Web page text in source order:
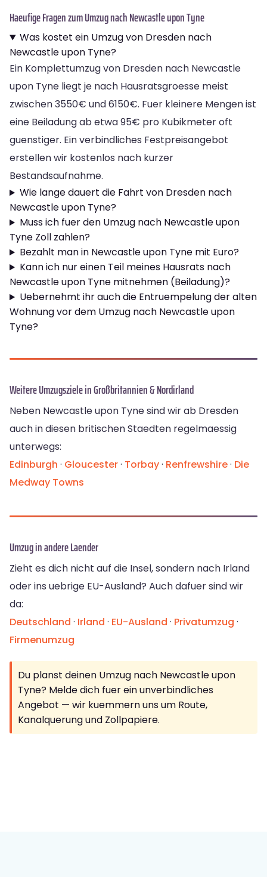
Haeufige Fragen zum Umzug nach Newcastle upon Tyne
Was kostet ein Umzug von Dresden nach
Newcastle upon Tyne?
Ein Komplettumzug von Dresden nach Newcastle
upon Tyne liegt je nach Hausratsgroesse meist
zwischen 3550€ und 6150€. Fuer kleinere Mengen ist
eine Beiladung ab etwa 95€ pro Kubikmeter oft
guenstiger. Ein verbindliches Festpreisangebot
erstellen wir kostenlos nach kurzer
Bestandsaufnahme.
Wie lange dauert die Fahrt von Dresden nach
Newcastle upon Tyne?
Muss ich fuer den Umzug nach Newcastle upon
Tyne Zoll zahlen?
Bezahlt man in Newcastle upon Tyne mit Euro?
Kann ich nur einen Teil meines Hausrats nach
Newcastle upon Tyne mitnehmen (Beiladung)?
Uebernehmt ihr auch die Entruempelung der alten
Wohnung vor dem Umzug nach Newcastle upon
Tyne?
Weitere Umzugsziele in Großbritannien & Nordirland
Neben Newcastle upon Tyne sind wir ab Dresden
auch in diesen britischen Staedten regelmaessig
unterwegs:
Edinburgh · Gloucester· Torbay· Renfrewshire· Die
Medway Towns
Umzug in andere Laender
Zieht es dich nicht auf die Insel, sondern nach Irland
oder ins uebrige EU-Ausland? Auch dafuer sind wir
da:
Deutschland · Irland · EU-Ausland · Privatumzug ·
Firmenumzug
Du planst deinen Umzug nach Newcastle upon
Tyne? Melde dich fuer ein unverbindliches
Angebot — wir kuemmern uns um Route,
Kanalquerung und Zollpapiere.